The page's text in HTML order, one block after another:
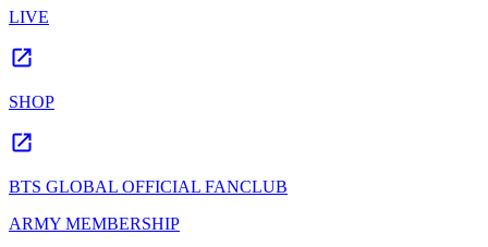
LIVE
SHOP
BTS GLOBAL OFFICIAL FANCLUB
ARMY MEMBERSHIP